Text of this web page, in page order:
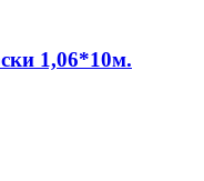
1,06*10м.